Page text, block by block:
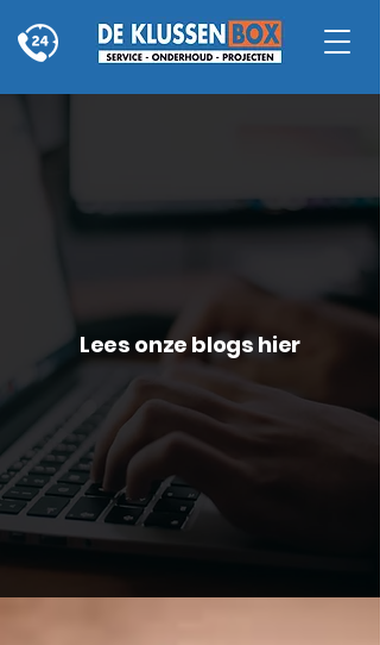
Lees onze blogs hier